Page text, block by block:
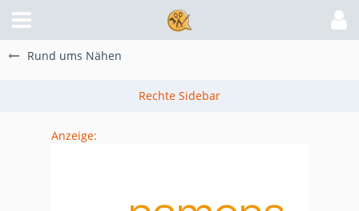
Rund ums Nähen
Anzeige: